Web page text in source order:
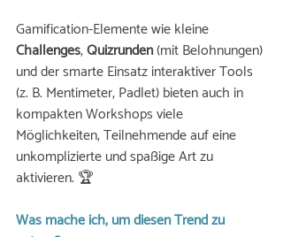
Gamification-Elemente wie kleine
Challenges, Quizrunden (mit Belohnungen)
und der smarte Einsatz interaktiver Tools
(z. B. Mentimeter, Padlet) bieten auch in
kompakten Workshops viele
Möglichkeiten, Teilnehmende auf eine
unkomplizierte und spaßige Art zu
aktivieren. 🏆
Was mache ich, um diesen Trend zu